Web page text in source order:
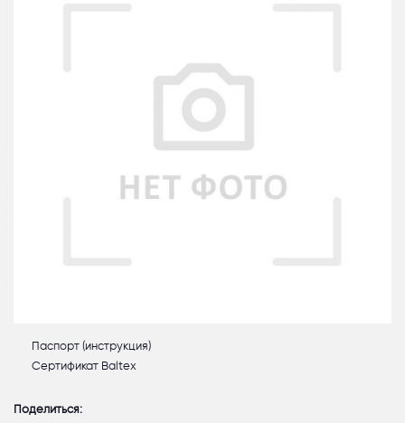
Паспорт (инструкция)
Сертификат Baltex
Поделиться: